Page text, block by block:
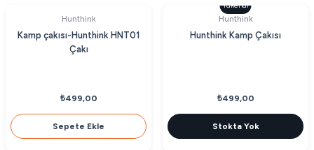
Hunthink
Kamp çakısı-Hunthink HNT01
Çakı
₺499,00
Sepete Ekle
Tükendi
Hunthink
Hunthink Kamp Çakısı
₺499,00
Stokta Yok